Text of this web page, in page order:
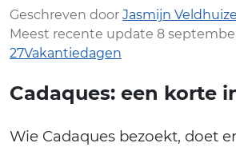
Geschreven door Jasmijn
Meest recente update 8
27Vakantiedagen
Cadaques: een korte
Wie Cadaques bezoekt, doet